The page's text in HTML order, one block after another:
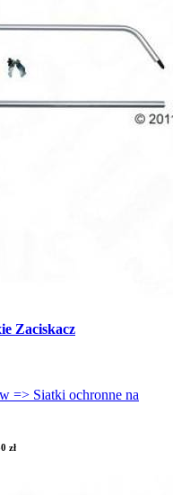
Zaciskacz
=> Siatki ochronne na
zł